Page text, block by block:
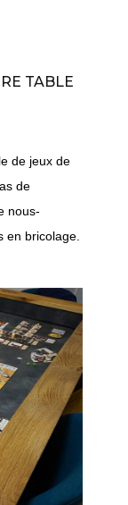
TABLE
de jeux de
de
nous-
en bricolage.